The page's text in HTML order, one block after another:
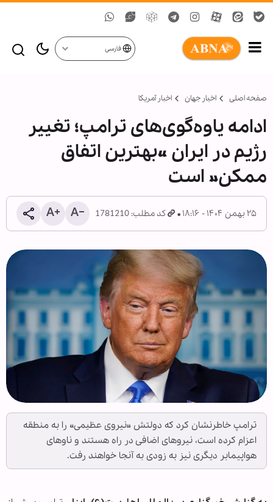
فارسی
صفحه اصلی اخبار جهان اخبار آمریکا
ادامه یاوه‌گوی‌های ترامپ؛ تغییر
رژیم در ایران «بهترین اتفاق
ممکن» است
۲۵ بهمن ۱۴۰۴ - ۱۸:۱۶ کد مطلب: 1781210
ترامپ خاطرنشان کرد که دولتش «نیروی عظیمی» را به منطقه
اعزام کرده است، نیروهای اضافی در راه هستند و ناوهای
هواپیمابر دیگری نیز به زودی به آنجا خواهند رفت.